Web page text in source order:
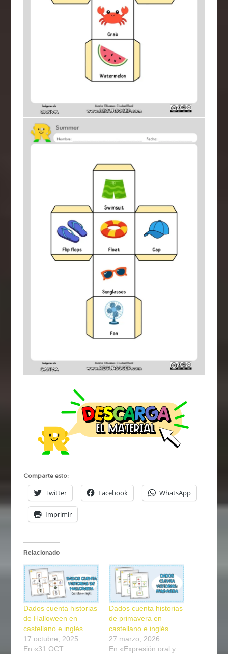
Comparte esto:
Twitter Facebook WhatsApp
Imprimir
Relacionado
Dados cuenta historias
de Halloween en
castellano e inglés
17 octubre, 2025
En «31 OCT:
Dados cuenta historias
de primavera en
castellano e inglés
27 marzo, 2026
En «Expresión oral y